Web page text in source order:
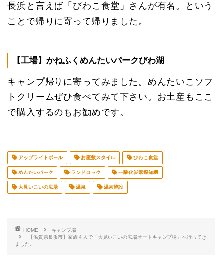
長浜と言えば「びわこ食堂」さんが有名。という
ことで帰りに寄って帰りました。
【工場】かねふくめんたいパークびわ湖
キャンプ帰りに寄ってみました。めんたいこソフ
トクリームぜひ食べてみて下さい。お土産もここ
で購入するのもお勧めです。
アップライトポール お座敷スタイル びわこ食堂
めんたいパーク ランドロック 一酸化炭素探知機
大見いこいの広場 温泉 温泉施設
HOME
キャンプ場
【滋賀県長浜市】家族４人で「大見いこいの広場オートキャンプ場」へ行ってき
ました。